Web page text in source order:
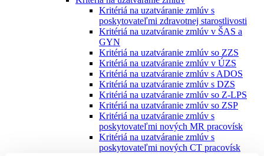
Kritériá na uzatváranie zmlúv s
poskytovateľmi zdravotnej starostlivosti
Kritériá na uzatváranie zmlúv v ŠAS a
GYN
Kritériá na uzatváranie zmlúv so ZZS
Kritériá na uzatváranie zmlúv v ÚZS
Kritériá na uzatváranie zmlúv s ADOS
Kritériá na uzatváranie zmlúv s DZS
Kritériá na uzatváranie zmlúv so Z-LPS
Kritériá na uzatváranie zmlúv so ZSP
Kritériá na uzatváranie zmlúv s
poskytovateľmi nových MR pracovísk
Kritériá na uzatváranie zmlúv s
poskytovateľmi nových CT pracovísk